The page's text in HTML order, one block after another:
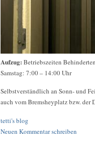
Aufzug: Betriebszeiten
Samstag: 7:00 – 14:00 Uhr
Selbstverständlich an Sonn- und
auch vom Bremsheyplatz bzw. der
tetti's blog
Neuen Kommentar schreiben